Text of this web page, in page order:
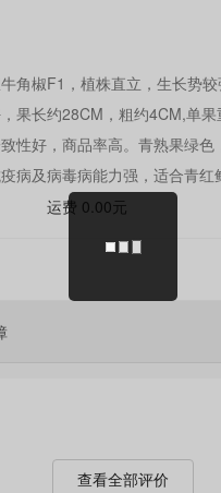
角椒F1，植株直立，生长势较
果长约28CM，粗约4CM,单
性好，商品率高。青熟果绿色
病及病毒病能力强，适合青红
运费 0.00元
查看全部评价